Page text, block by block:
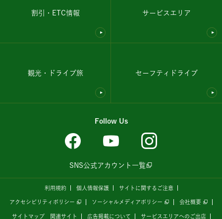
割引・ETC情報 サービスエリア
観光・ドライブ旅 セーフティドライブ
Follow Us
SNS公式アカウント一覧
利用規約 個人情報保護 サイトに関するご注意
アクセシビリティポリシー ソーシャルメディアポリシー 会社概要
サイトマップ 関連サイト 広告掲載について サービスエリアへのご出店